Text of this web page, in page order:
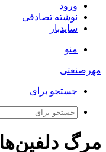
ورود
نوشته تصادفی
سایدبار
منو
مهرصنعتی
جستجو برای
مرگ دلفین‌ها